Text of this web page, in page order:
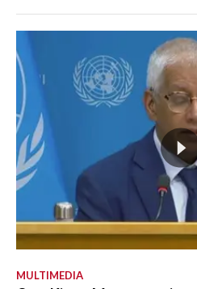
MULTIMEDIA